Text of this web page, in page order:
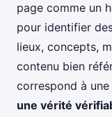
page comme un
pour identifier
lieux, concepts,
contenu bien
correspond à
une vérité